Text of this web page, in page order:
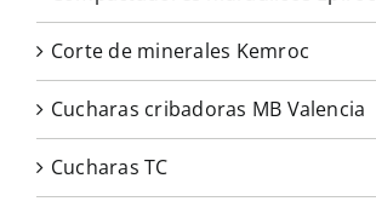
Corte de minerales Kemroc
Cucharas cribadoras MB Valencia
Cucharas TC